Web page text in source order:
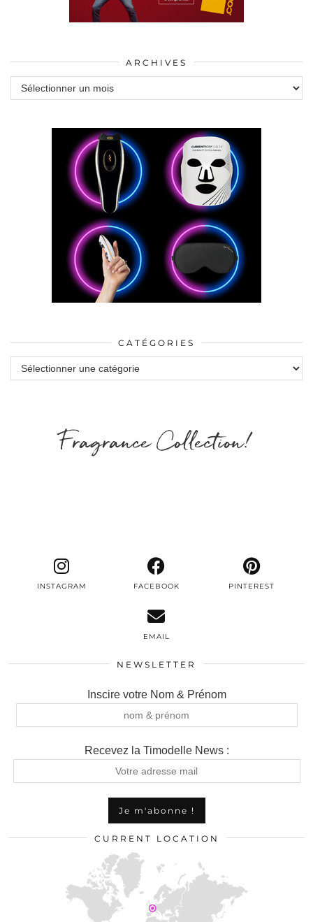
ARCHIVES
Archives
CATÉGORIES
Catégories
Fragrance Collection!
INSTAGRAM FACEBOOK PINTEREST
EMAIL
NEWSLETTER
Inscire votre Nom & Prénom
Recevez la Timodelle News :
CURRENT LOCATION